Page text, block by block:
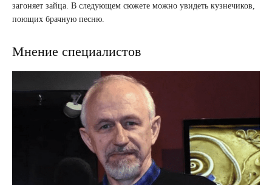
загоняет зайца. В следующем сюжете можно увидеть кузнечиков,
поющих брачную песню.
Мнение специалистов